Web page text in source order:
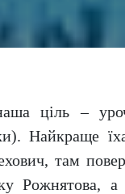
ціль –
Найкраще
там
Рожнятова, а